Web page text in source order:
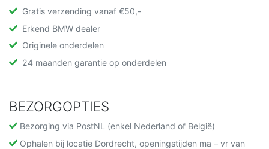
Gratis verzending vanaf €50,-
Erkend BMW dealer
Originele onderdelen
24 maanden garantie op onderdelen
BEZORGOPTIES
Bezorging via PostNL (enkel Nederland of België)
Ophalen bij locatie Dordrecht, openingstijden ma – vr van